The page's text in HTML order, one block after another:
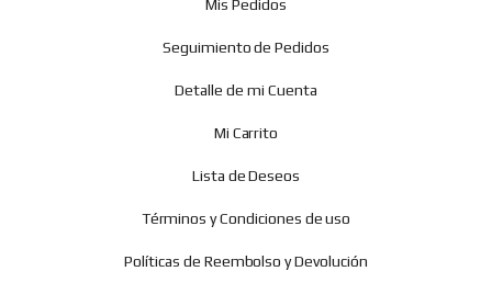
Mis Pedidos
Seguimiento de Pedidos
Detalle de mi Cuenta
Mi Carrito
Lista de Deseos
Términos y Condiciones de uso
Políticas de Reembolso y Devolución